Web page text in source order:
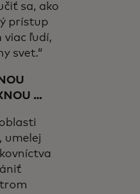
sa, ako
prístup
viac ľudí,
svet.“
...
umelej